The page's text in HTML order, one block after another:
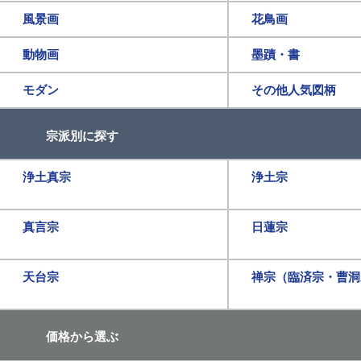
風景画 花鳥画
動物画 墨蹟・書
モダン その他人気図柄
宗派別に探す
浄土真宗 浄土宗
真言宗 日蓮宗
天台宗 禅宗（臨済宗・曹
価格から選ぶ